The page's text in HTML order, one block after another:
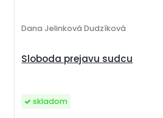
Sloboda prejavu sudcu
Dana Jelinková Dudzíková
skladom